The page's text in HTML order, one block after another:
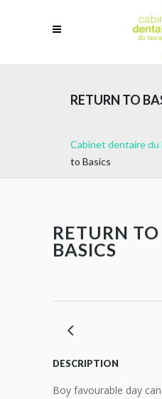
RETURN TO
Cabinet dentaire du
to Basics
RETURN TO
BASICS
DESCRIPTION
Boy favourable day